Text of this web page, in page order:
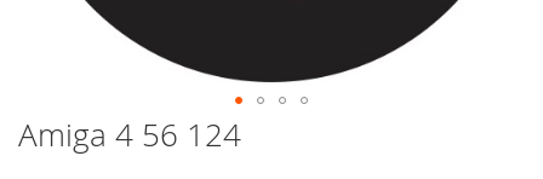
Skip
toAmiga 4 56 124